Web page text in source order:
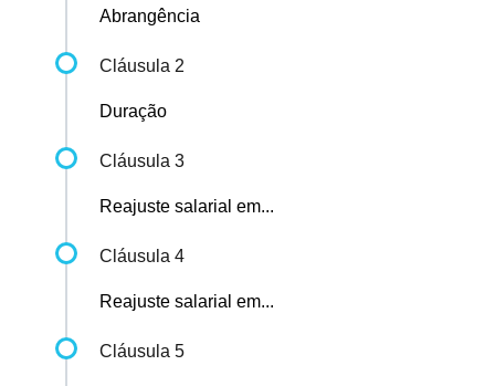
Abrangência
Cláusula 2
Duração
Cláusula 3
Reajuste salarial em...
Cláusula 4
Reajuste salarial em...
Cláusula 5